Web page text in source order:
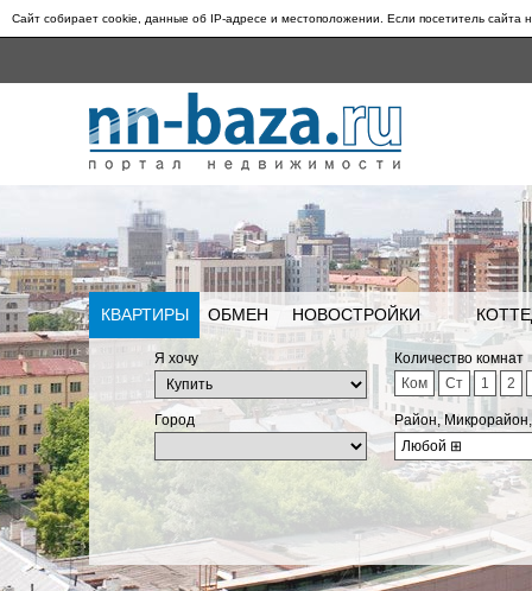
Сайт собирает cookie, данные об IP-адресе и местоположении. Если посетитель сайта
КВАРТИРЫ ОБМЕН НОВОСТРОЙКИ
Я хочу
Количество комнат
Ком
Ст 1 2
Город
Район,
Любой ⊞